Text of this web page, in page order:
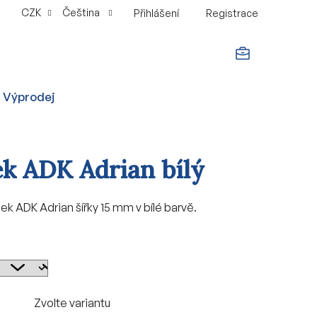
CZK Čeština Přihlášení Registrace
Výprodej
ADK Adrian bílý
ADK Adrian šířky 15 mm v bílé barvě.
Zvolte variantu